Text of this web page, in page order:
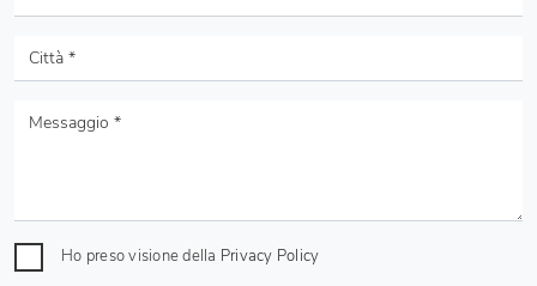
Ho preso visione della Privacy Policy